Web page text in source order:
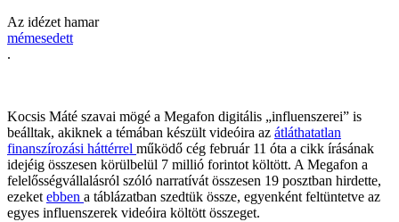
Az idézet hamar
mémesedett
.
Kocsis Máté szavai mögé a Megafon digitális „influenszerei” is
beálltak, akiknek a témában készült videóira az átláthatatlan
finanszírozási háttérrel működő cég február 11 óta a cikk írásának
idejéig összesen körülbelül 7 millió forintot költött. A Megafon a
felelősségvállalásról szóló narratívát összesen 19 posztban hirdette,
ezeket ebben a táblázatban szedtük össze, egyenként feltüntetve az
egyes influenszerek videóira költött összeget.